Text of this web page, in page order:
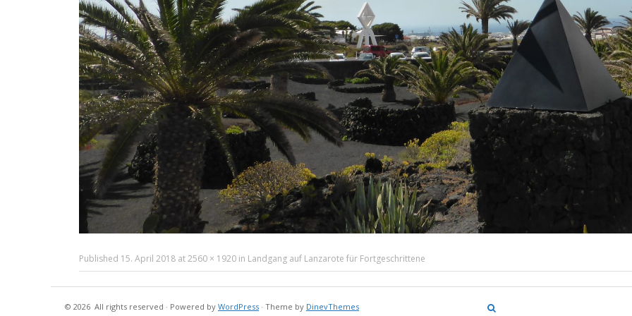
Published 15. April 2018 at2560 × 1920 in Landgang auf Lanzarote für Fortgeschrittene
© 2026 All rights reserved · Powered by WordPress · Theme by DinevThemes